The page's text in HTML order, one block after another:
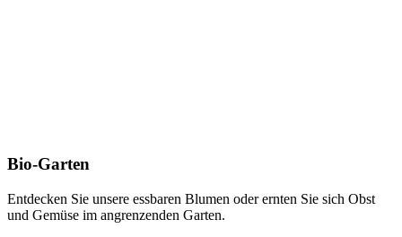
Bio-Garten
Entdecken Sie unsere essbaren Blumen oder ernten Sie sich Obst
und Gemüse im angrenzenden Garten.